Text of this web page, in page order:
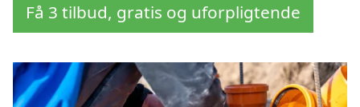
Få 3 tilbud, gratis og uforpligtende